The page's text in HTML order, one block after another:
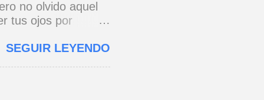
...no olvido aquel
tus ojos por
al pensar que un
SEGUIR LEYENDO